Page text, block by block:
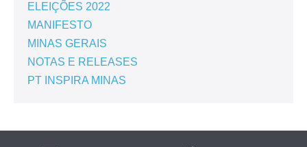
ELEIÇÕES 2022
MANIFESTO
MINAS GERAIS
NOTAS E RELEASES
PT INSPIRA MINAS